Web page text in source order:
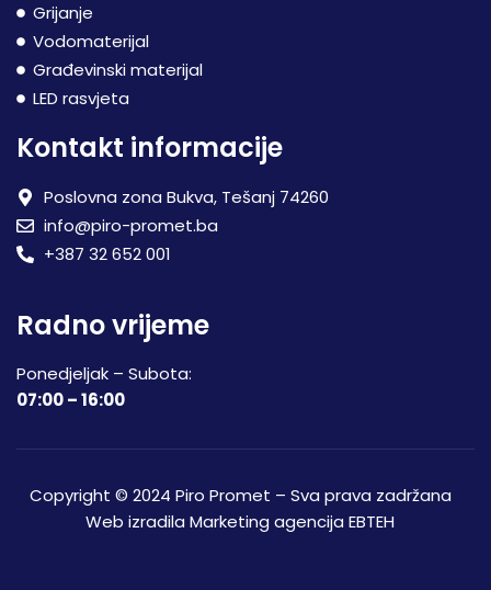
Grijanje
Vodomaterijal
Građevinski materijal
LED rasvjeta
Kontakt informacije
Poslovna zona Bukva, Tešanj 74260
info@piro-promet.ba
+387 32 652 001
Radno vrijeme
Ponedjeljak – Subota:
07:00 – 16:00
Copyright © 2024 Piro Promet – Sva prava zadržana
Web izradila Marketing agencija EBTEH